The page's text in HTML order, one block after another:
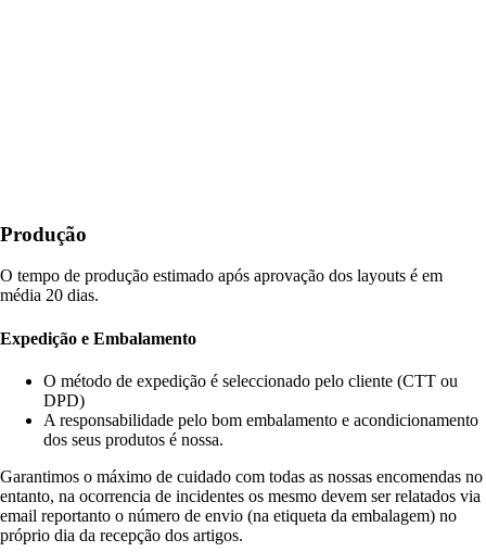
Produção
O tempo de produção estimado após aprovação dos layouts é em
média 20 dias.
Expedição e Embalamento
O método de expedição é seleccionado pelo cliente (CTT ou
DPD)
A responsabilidade pelo bom embalamento e acondicionamento
dos seus produtos é nossa.
Garantimos o máximo de cuidado com todas as nossas encomendas no
entanto, na ocorrencia de incidentes os mesmo devem ser relatados via
email reportanto o número de envio (na etiqueta da embalagem) no
próprio dia da recepção dos artigos.